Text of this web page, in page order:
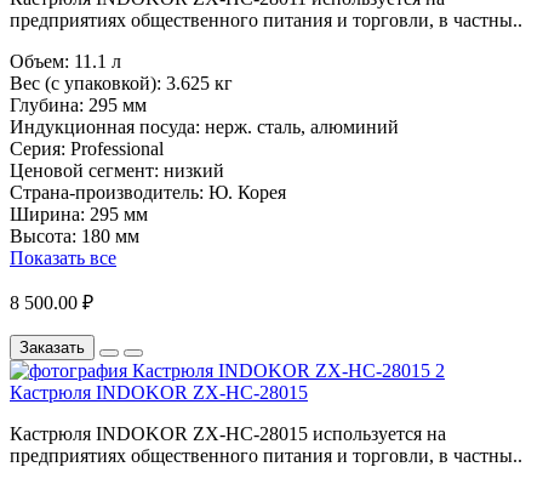
предприятиях общественного питания и торговли, в частны..
Объем: 11.1 л
Вес (с упаковкой): 3.625 кг
Глубина: 295 мм
Индукционная посуда: нерж. сталь, алюминий
Серия: Professional
Ценовой сегмент: низкий
Страна-производитель: Ю. Корея
Ширина: 295 мм
Высота: 180 мм
Показать все
8 500.00 ₽
Заказать
Кастрюля INDOKOR ZX-HC-28015
Кастрюля INDOKOR ZX-HC-28015 используется на
предприятиях общественного питания и торговли, в частны..